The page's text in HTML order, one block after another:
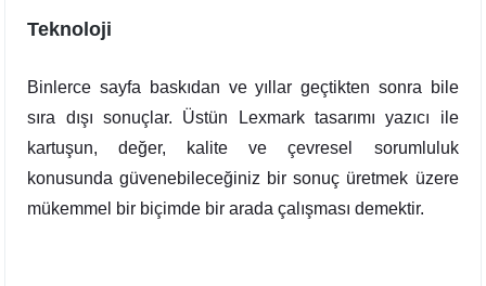
Teknoloji
Binlerce sayfa baskıdan ve yıllar geçtikten sonra bile
sıra dışı sonuçlar. Üstün Lexmark tasarımı yazıcı ile
kartuşun, değer, kalite ve çevresel sorumluluk
konusunda güvenebileceğiniz bir sonuç üretmek üzere
mükemmel bir biçimde bir arada çalışması demektir.